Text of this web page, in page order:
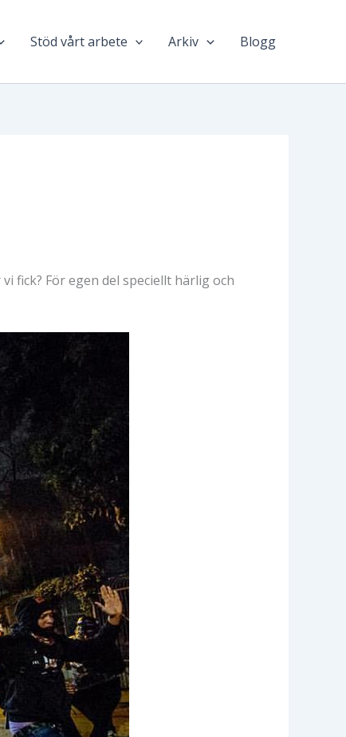
Stöd vårt arbete Arkiv Blogg
fick? För egen del speciellt härlig och